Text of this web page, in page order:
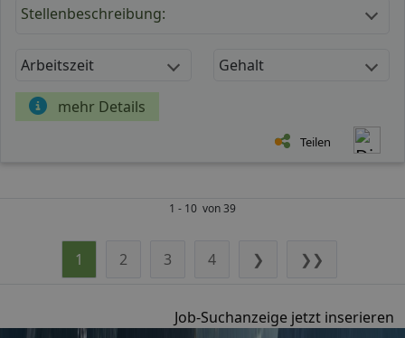
Stellenbeschreibung:
Arbeitszeit Gehalt
mehr Details
Teilen
1 - 10 von 39
1 2 3 4 ❯ ❯❯
Job-Suchanzeige jetzt inserieren